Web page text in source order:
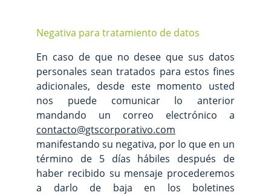
Negativa para tratamiento de datos
En caso de que no desee que sus datos
personales sean tratados para estos fines
adicionales, desde este momento usted
nos puede comunicar lo anterior
mandando un correo electrónico a
contacto@gtscorporativo.com
manifestando su negativa, por lo que en un
término de 5 días hábiles después de
haber recibido su mensaje procederemos
a darlo de baja en los boletines